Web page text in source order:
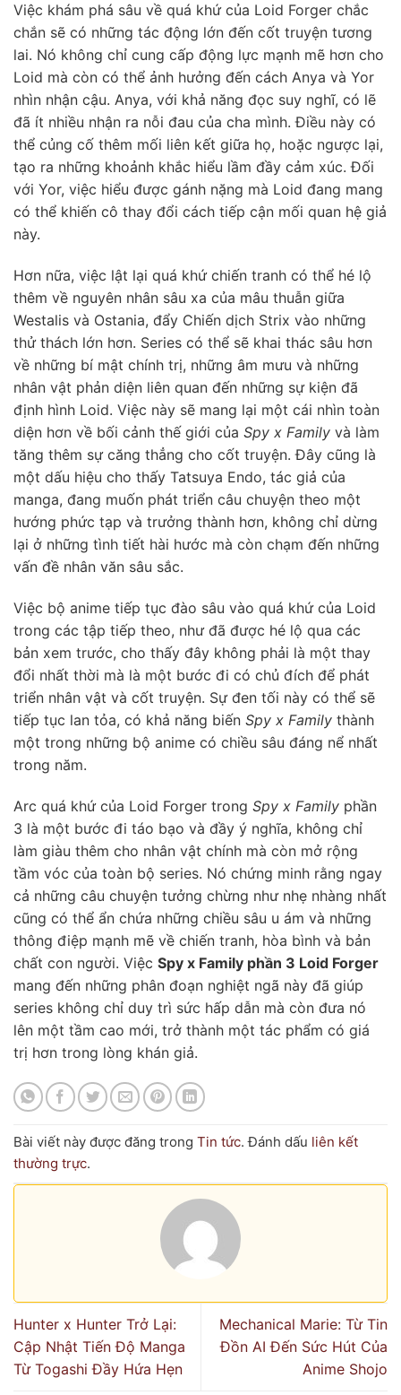
Việc khám phá sâu về quá khứ của Loid Forger chắc
chắn sẽ có những tác động lớn đến cốt truyện tương
lai. Nó không chỉ cung cấp động lực mạnh mẽ hơn cho
Loid mà còn có thể ảnh hưởng đến cách Anya và Yor
nhìn nhận cậu. Anya, với khả năng đọc suy nghĩ, có lẽ
đã ít nhiều nhận ra nỗi đau của cha mình. Điều này có
thể củng cố thêm mối liên kết giữa họ, hoặc ngược lại,
tạo ra những khoảnh khắc hiểu lầm đầy cảm xúc. Đối
với Yor, việc hiểu được gánh nặng mà Loid đang mang
có thể khiến cô thay đổi cách tiếp cận mối quan hệ giả
này.
Hơn nữa, việc lật lại quá khứ chiến tranh có thể hé lộ
thêm về nguyên nhân sâu xa của mâu thuẫn giữa
Westalis và Ostania, đẩy Chiến dịch Strix vào những
thử thách lớn hơn. Series có thể sẽ khai thác sâu hơn
về những bí mật chính trị, những âm mưu và những
nhân vật phản diện liên quan đến những sự kiện đã
định hình Loid. Việc này sẽ mang lại một cái nhìn toàn
diện hơn về bối cảnh thế giới của Spy x Family và làm
tăng thêm sự căng thẳng cho cốt truyện. Đây cũng là
một dấu hiệu cho thấy Tatsuya Endo, tác giả của
manga, đang muốn phát triển câu chuyện theo một
hướng phức tạp và trưởng thành hơn, không chỉ dừng
lại ở những tình tiết hài hước mà còn chạm đến những
vấn đề nhân văn sâu sắc.
Việc bộ anime tiếp tục đào sâu vào quá khứ của Loid
trong các tập tiếp theo, như đã được hé lộ qua các
bản xem trước, cho thấy đây không phải là một thay
đổi nhất thời mà là một bước đi có chủ đích để phát
triển nhân vật và cốt truyện. Sự đen tối này có thể sẽ
tiếp tục lan tỏa, có khả năng biến Spy x Family thành
một trong những bộ anime có chiều sâu đáng nể nhất
trong năm.
Arc quá khứ của Loid Forger trong Spy x Family phần
3 là một bước đi táo bạo và đầy ý nghĩa, không chỉ
làm giàu thêm cho nhân vật chính mà còn mở rộng
tầm vóc của toàn bộ series. Nó chứng minh rằng ngay
cả những câu chuyện tưởng chừng như nhẹ nhàng nhất
cũng có thể ẩn chứa những chiều sâu u ám và những
thông điệp mạnh mẽ về chiến tranh, hòa bình và bản
chất con người. Việc Spy x Family phần 3 Loid Forger
mang đến những phân đoạn nghiệt ngã này đã giúp
series không chỉ duy trì sức hấp dẫn mà còn đưa nó
lên một tầm cao mới, trở thành một tác phẩm có giá
trị hơn trong lòng khán giả.
Bài viết này được đăng trong Tin tức. Đánh dấu liên kết
thường trực.
Hunter x Hunter Trở Lại:
Cập Nhật Tiến Độ Manga
Từ Togashi Đầy Hứa Hẹn
Mechanical Marie: Từ Tin
Đồn AI Đến Sức Hút Của
Anime Shojo